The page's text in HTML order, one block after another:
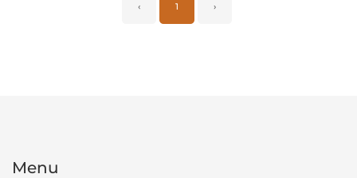
‹ 1 ›
Menu